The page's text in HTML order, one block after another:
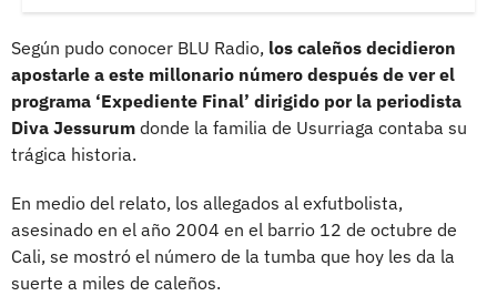
Según pudo conocer BLU Radio, los caleños decidieron
apostarle a este millonario número después de ver el
programa ‘Expediente Final’ dirigido por la periodista
Diva Jessurum donde la familia de Usurriaga contaba su
trágica historia.
En medio del relato, los allegados al exfutbolista,
asesinado en el año 2004 en el barrio 12 de octubre de
Cali, se mostró el número de la tumba que hoy les da la
suerte a miles de caleños.